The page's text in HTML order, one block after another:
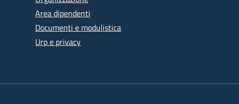
Area dipendenti
Documenti e modulistica
Urp e privacy